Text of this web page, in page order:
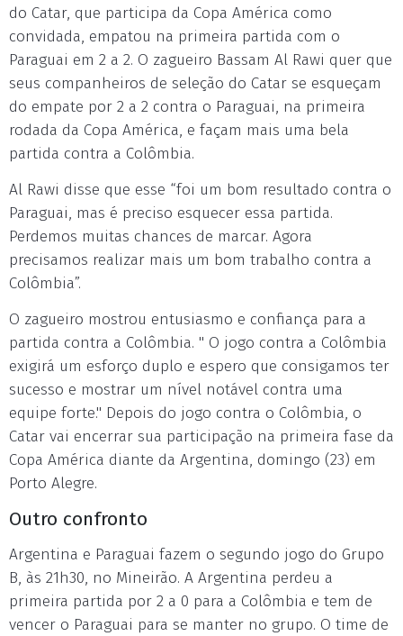
do Catar, que participa da Copa América como
convidada, empatou na primeira partida com o
Paraguai em 2 a 2. O zagueiro Bassam Al Rawi quer que
seus companheiros de seleção do Catar se esqueçam
do empate por 2 a 2 contra o Paraguai, na primeira
rodada da Copa América, e façam mais uma bela
partida contra a Colômbia.
Al Rawi disse que esse “foi um bom resultado contra o
Paraguai, mas é preciso esquecer essa partida.
Perdemos muitas chances de marcar. Agora
precisamos realizar mais um bom trabalho contra a
Colômbia”.
O zagueiro mostrou entusiasmo e confiança para a
partida contra a Colômbia. " O jogo contra a Colômbia
exigirá um esforço duplo e espero que consigamos ter
sucesso e mostrar um nível notável contra uma
equipe forte." Depois do jogo contra o Colômbia, o
Catar vai encerrar sua participação na primeira fase da
Copa América diante da Argentina, domingo (23) em
Porto Alegre.
Outro confronto
Argentina e Paraguai fazem o segundo jogo do Grupo
B, às 21h30, no Mineirão. A Argentina perdeu a
primeira partida por 2 a 0 para a Colômbia e tem de
vencer o Paraguai para se manter no grupo. O time de